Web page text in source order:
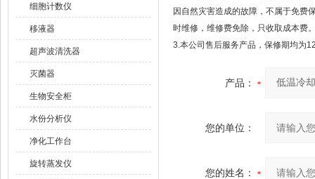
细胞计数仪
移液器
超声波清洗器
灭菌器
生物安全柜
水份分析仪
净化工作台
旋转蒸发仪
因自然灾害造成的故障，不属于免费
时维修，维修费免除，只收取成本费
3.本公司售后服务产品，保修期均为
产品：
您的单位：
您的姓名：